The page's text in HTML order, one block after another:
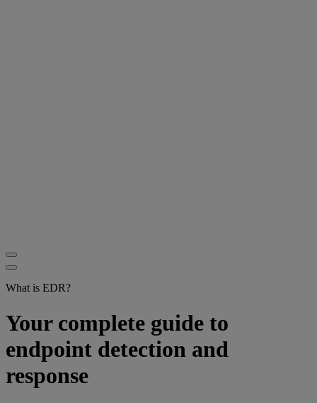
What is EDR?
Your complete guide to
endpoint detection and
response